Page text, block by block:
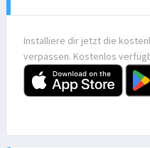
Installiere dir jetzt die
verpassen. Kostenlos